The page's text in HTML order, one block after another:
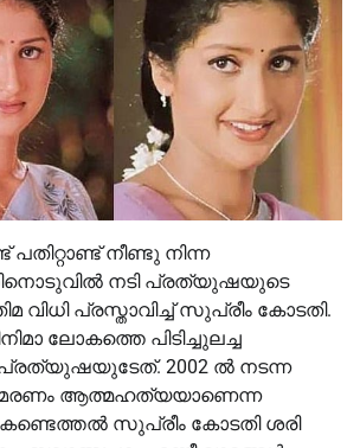
നീണ്ടു നിന്ന
നടി പ്രത്യുഷയുടെ
വിധി പ്രസ്താവിച്ച് സുപ്രീം കോടതി.
ലോകത്തെ പിടിച്ചുലച്ച
2002 ൽ നടന്ന
ആത്മഹത്യയാണെന്ന
കണ്ടെത്തൽ സുപ്രീം കോടതി ശരി